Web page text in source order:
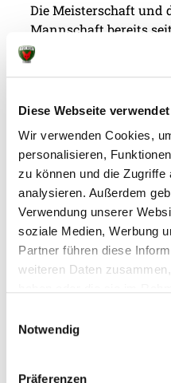
Diese Webseite
Wir verwenden Cookies,
personalisieren,
zu können und die
analysieren. Außerdem
Verwendung unserer
soziale Medien, Werbung
Partner führen diese
weiteren Daten
Notwendig
Präferenzen
Die Meisterschaft und
Mannschaft bereits
dennoch will sie die
Entsprechend
Den Siegtreffer zum
05.05.2018 | Jugend |
B-Jugend mit
bereits im
Hinspiel des
Löwen an. Im letzten
Teams im Finale